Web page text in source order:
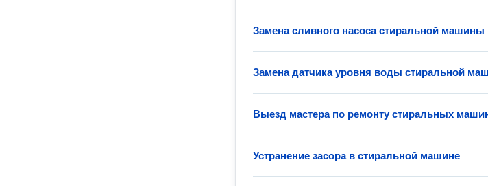
Замена сливного насоса стиральной машины
Замена датчика уровня воды стиральной
Выезд мастера по ремонту стиральных
Устранение засора в стиральной машине